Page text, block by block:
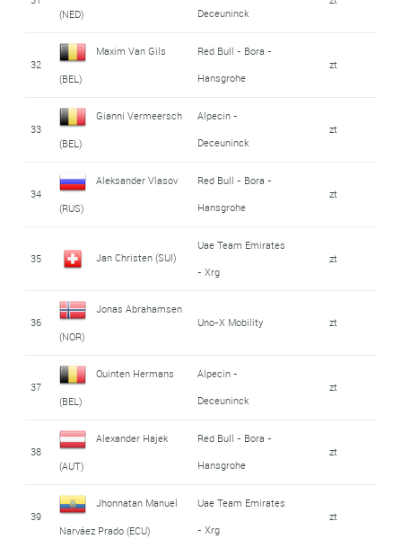
(NED)
Deceuninck
32
Maxim Van Gils
(BEL)
Red Bull - Bora -
Hansgrohe
zt
33
Gianni Vermeersch
(BEL)
Alpecin -
Deceuninck
zt
34
Aleksander Vlasov
(RUS)
Red Bull - Bora -
Hansgrohe
zt
35 Jan Christen (SUI)
Uae Team Emirates
- Xrg
zt
36
Jonas Abrahamsen
(NOR)
Uno-X Mobility zt
37
Quinten Hermans
(BEL)
Alpecin -
Deceuninck
zt
38
Alexander Hajek
(AUT)
Red Bull - Bora -
Hansgrohe
zt
39
Jhonnatan Manuel
Narváez Prado (ECU)
Uae Team Emirates
- Xrg
zt